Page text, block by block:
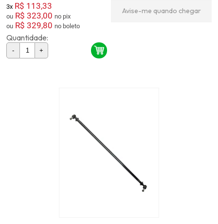
3x R$ 113,33
ou R$ 323,00
no pix
ou R$ 329,80 no boleto
Quantidade:
- +
Avise-me quando chegar